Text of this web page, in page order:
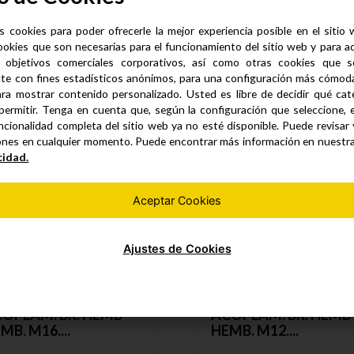
Productos similares
BR. HEMB-
M16....
ACOPLAM. BR.
HEMB. M12....
cookies para poder ofrecerle la mejor experiencia posible en el sitio
que son necesarias para el funcionamiento del sitio web y para
objetivos comerciales corporativos, así como otras cookies que
con fines estadísticos anónimos, para una configuración más
mostrar contenido personalizado. Usted es libre de decidir qué
Tenga en cuenta que, según la configuración que seleccione,
completa del sitio web ya no esté disponible. Puede revisar
en cualquier momento. Puede encontrar más información en nuestra
Aceptar Cookies
Ajustes de Cookies